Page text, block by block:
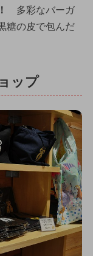
多彩なバーガ
糖の皮で包んだ
ップ